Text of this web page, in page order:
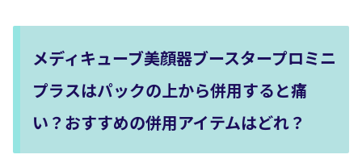
メディキューブ美顔器ブースタープロミニ
プラスはパックの上から併用すると痛
い？おすすめの併用アイテムはどれ？